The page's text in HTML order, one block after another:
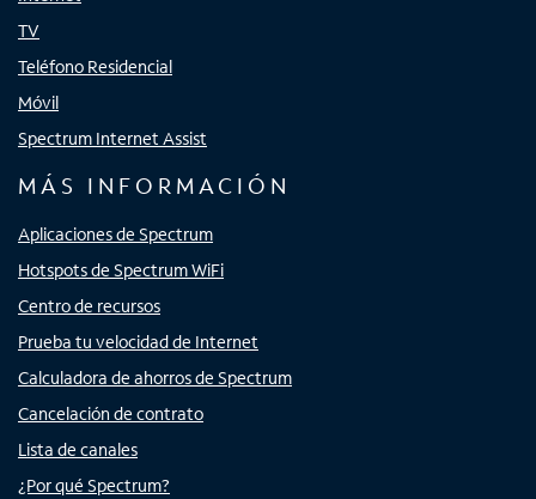
TV
Teléfono Residencial
Móvil
Spectrum Internet Assist
MÁS INFORMACIÓN
Aplicaciones de Spectrum
Hotspots de Spectrum WiFi
Centro de recursos
Prueba tu velocidad de Internet
Calculadora de ahorros de Spectrum
Cancelación de contrato
Lista de canales
¿Por qué Spectrum?